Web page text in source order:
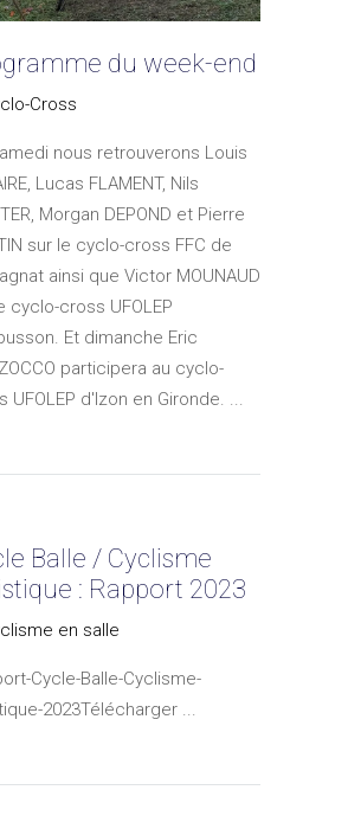
du week-end
Cross
nous retrouverons Louis
Lucas FLAMENT, Nils
Morgan DEPOND et Pierre
sur le cyclo-cross FFC de
ainsi que Victor MOUNAUD
cyclo-cross UFOLEP
Et dimanche Eric
participera au cyclo-
UFOLEP d'Izon en Gironde. ...
Balle / Cyclisme
: Rapport 2023
en salle
Cycle-Balle-Cyclisme-
2023Télécharger ...